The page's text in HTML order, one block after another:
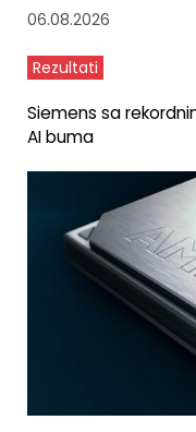
06.08.2026
Rezultati
Siemens sa
AI buma